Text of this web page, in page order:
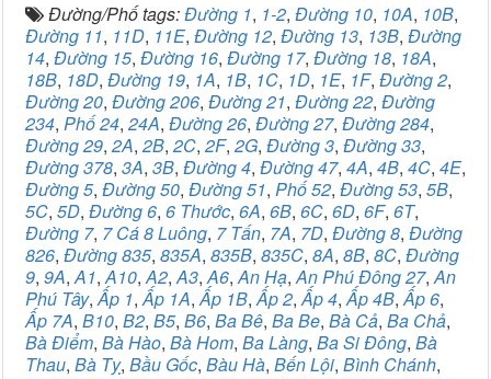
Đường/Phố tags:Đường 1, 1-2, Đường 10, 10A, 10B,
Đường 11, 11D, 11E, Đường 12, Đường 13, 13B, Đường
14, Đường 15, Đường 16, Đường 17, Đường 18, 18A,
18B, 18D, Đường 19, 1A, 1B, 1C, 1D, 1E, 1F, Đường 2,
Đường 20, Đường 206, Đường 21, Đường 22, Đường
234, Phố 24, 24A, Đường 26, Đường 27, Đường 284,
Đường 29, 2A, 2B, 2C, 2F, 2G, Đường 3, Đường 33,
Đường 378, 3A, 3B, Đường 4, Đường 47, 4A, 4B, 4C, 4E,
Đường 5, Đường 50, Đường 51, Phố 52, Đường 53, 5B,
5C, 5D, Đường 6, 6 Thước, 6A, 6B, 6C, 6D, 6F, 6T,
Đường 7, 7 Cá 8 Luông, 7 Tấn, 7A, 7D, Đường 8, Đường
826, Đường 835, 835A, 835B, 835C, 8A, 8B, 8C, Đường
9, 9A,A1,A10,A2,A3,A6,An Hạ,An Phú Đông 27,An
Phú Tây,Ấp 1,Ấp 1A,Ấp 1B,Ấp 2,Ấp 4,Ấp 4B,Ấp 6,
Ấp 7A, B10, B2, B5, B6, Ba Bê, Ba Be, Bà Cả, Ba Chả,
Bà Điểm, Bà Hào, Bà Hom, Ba Làng, Ba Si Đông, Bà
Thau, Bà Tỵ, Bầu Gốc, Bàu Hà, Bến Lội, Bình Chánh,